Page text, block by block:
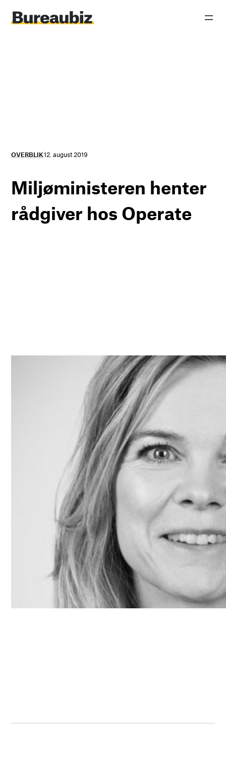
indhold
OVERBLIK12. august 2019
Miljøministeren henter
rådgiver hos Operate